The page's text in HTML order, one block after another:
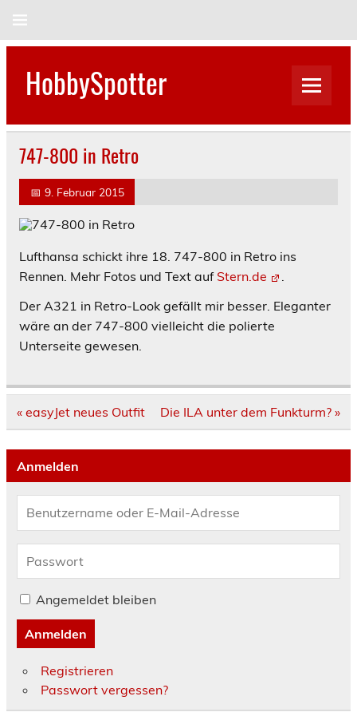
HobbySpotter
747-800 in Retro
📅 9. Februar 2015
Lufthansa schickt ihre 18. 747-800 in Retro ins
Rennen. Mehr Fotos und Text auf Stern.de
.
Der A321 in Retro-Look gefällt mir besser. Eleganter
wäre an der 747-800 vielleicht die polierte
Unterseite gewesen.
Beitragsnavigation
« easyJet neues Outfit Die ILA unter dem Funkturm? »
Anmelden
Angemeldet bleiben
Anmelden
Registrieren
Passwort vergessen?